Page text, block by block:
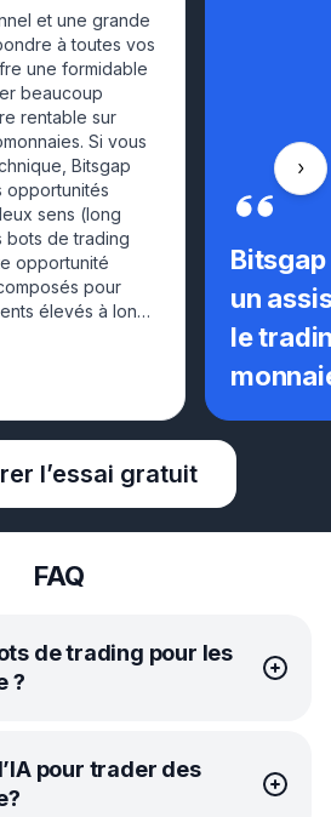
et une grande
à toutes vos
une formidable
beaucoup
rentable sur
Si vous
Bitsgap
opportunités
sens (long
bots de trading
opportunité
pour
élevés à long
un
le
l’essai gratuit
FAQ
de trading pour les
?
DCA Futures, COMBO
pour trader des